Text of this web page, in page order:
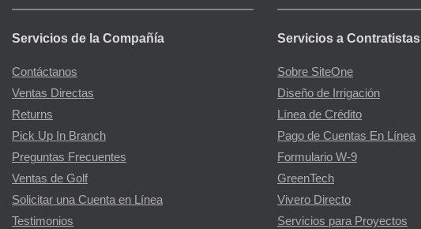
Servicios de la Compañía
Contáctanos
Ventas Directas
Returns
Pick Up In Branch
Preguntas Frecuentes
Ventas de Golf
Solicitar una Cuenta en Línea
Testimonios
Servicios a Contratistas
Sobre SiteOne
Diseño de Irrigación
Línea de Crédito
Pago de Cuentas En Línea
Formulario W-9
GreenTech
Vivero Directo
Servicios para Proyectos